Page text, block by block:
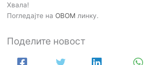
Хвала!
Погледајте на ОВОМ линку.
Поделите новост